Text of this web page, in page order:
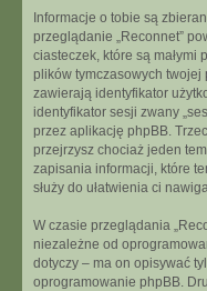
Informacje o tobie są
przeglądanie „Reconnet”
ciasteczek, które są małymi
plików tymczasowych
zawierają identyfikator
identyfikator sesji zwany
przez aplikację phpBB.
przejrzysz chociaż jeden
zapisania informacji, które
służy do ułatwienia ci
W czasie przeglądania
niezależne od
dotyczy – ma on opisywać
oprogramowanie phpBB.